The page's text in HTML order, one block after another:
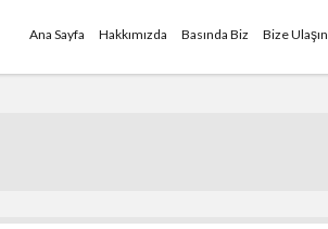
Ana Sayfa Hakkımızda Basında Biz Bize Ulaşın